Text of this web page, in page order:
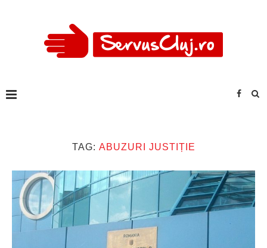
TAG: ABUZURI JUSTIȚIE